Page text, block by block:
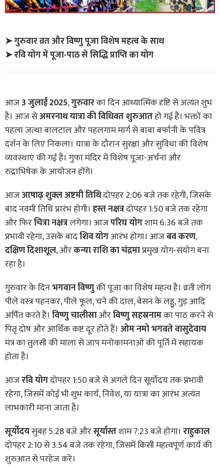
➤ गुरुवार व्रत और विष्णु पूजा विशेष महत्व के साथ
➤ रवि योग में पूजा-पाठ से सिद्धि प्राप्ति का योग
आज3 जुलाई 2025,गुरुवारका दिन आध्यात्मिक दृष्टि से अत्यंत शुभ
है। आज सेअमरनाथ यात्रा की विधिवत शुरुआतहो गई है। भक्तों का
पहला जत्था बालटाल और पहलगाम मार्ग से बाबा बर्फानी के पवित्र
दर्शन के लिए निकला। यात्रा के दौरान सुरक्षा और सुविधा की विशेष
व्यवस्थाएं की गई हैं। गुफा मंदिर में विशेष पूजा-अर्चना और
रुद्राभिषेक के आयोजन होंगे।
आजआषाढ़ शुक्ल अष्टमी तिथिदोपहर 2:06 बजे तक रहेगी, जिसके
बाद नवमी तिथि प्रारंभ होगी। हस्त नक्षत्रदोपहर 1:50 बजे तक रहेगा
और फिरचित्रा नक्षत्रलगेगा। आजपरिघ योगशाम 6:36 बजे तक
प्रभावी रहेगा, उसके बादशिव योगआरंभ होगा। आजबव करण,
दक्षिण दिशाशूल, औरकन्या राशि का चंद्रमाप्रमुख योग-संयोग बना
रहा है।
गुरुवार के दिनभगवान विष्णुकी पूजा का विशेष महत्व है। व्रती लोग
पीले वस्त्र पहनकर, पीले फूल, चने की दाल, बेसन के लड्डू, गुड़ आदि
अर्पित करते हैं। विष्णु चालीसाऔरविष्णु सहस्रनामका पाठ करने से
पितृ दोष और आर्थिक कष्ट दूर होते हैं। ओम नमो भगवते वासुदेवाय
मंत्र का तुलसी की माला से जाप मनोकामनाओं की पूर्ति में सहायक
होता है।
आजरवि योगदोपहर 1:50 बजे से अगले दिन सूर्योदय तक प्रभावी
रहेगा, जिसमें कोई भी शुभ कार्य, निवेश, या यात्रा का आरंभ अत्यंत
लाभकारी माना जाता है।
सूर्योदयसुबह 5:28 बजे औरसूर्यास्तशाम 7:23 बजे होगा। राहुकाल
दोपहर 2:10 से 3:54 बजे तक रहेगा, जिसमें किसी महत्वपूर्ण कार्य की
शुरुआत से परहेज करें।